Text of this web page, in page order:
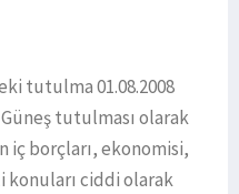
tutulma 01.08.2008
tutulması olarak
iç borçları, ekonomisi,
konuları ciddi olarak